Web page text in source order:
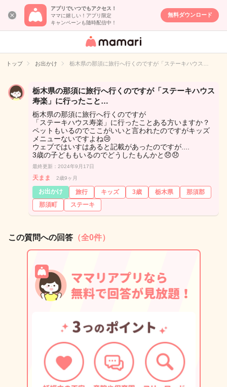
アプリでいつでもアクセス！
ママに嬉しい！アプリ限定
キャンペーンも随時配信中！
無料ダウンロード
女性専用匿名QA
イト
トップ お出かけ 栃木県の那須に旅行へ行くのですが「ステーキハウス…
栃木県の那須に旅行へ行くのですが「ステーキハウス
寿楽」に行ったこと…
栃木県の那須に旅行へ行くのですが
「ステーキハウス寿楽」に行ったことある方いますか？
ペットもいるのでここがいいと言われたのですがキッズ
メニューないですよね😢
ウェブではいすはあると記載があったのですが....
3歳の子どももいるのでどうしたもんかと😞😞
最終更新：2024年9月17日
天まま 2歳9ヶ月
お出かけ 旅行 キッズ 3歳 栃木県
那須郡
那須町
ステーキ
この質問への回答 （全0件）